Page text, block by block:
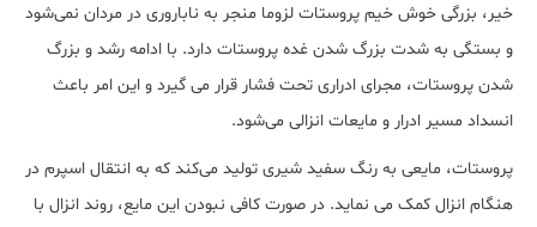
خیر، بزرگی خوش خیم پروستات لزوما منجر به ناباروری در مردان نمی‌شود
و بستگی به شدت بزرگ شدن غده پروستات دارد. با ادامه رشد و بزرگ
شدن پروستات، مجرای ادراری تحت فشار قرار می گیرد و این امر باعث
انسداد مسیر ادرار و مایعات انزالی می‌شود.
پروستات، مایعی به رنگ سفید شیری تولید می‌کند که به انتقال اسپرم در
هنگام انزال کمک می نماید. در صورت کافی نبودن این مایع، روند انزال با